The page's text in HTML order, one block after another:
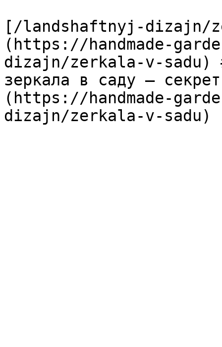
[/landshaftnyj-dizajn/
(https://handmade-
dizajn/zerkala-v-sadu)
зеркала в саду —
(https://handmade-